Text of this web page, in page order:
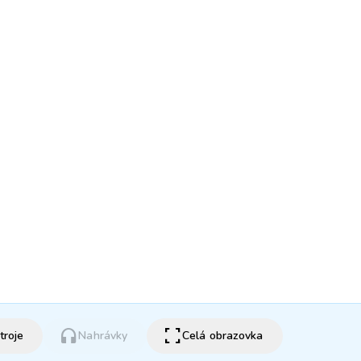
headphones Nahrávky fullscreenCelá obrazovka